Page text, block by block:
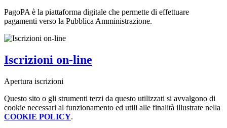
PagoPA è la piattaforma digitale che permette di effettuare
pagamenti verso la Pubblica Amministrazione.
Iscrizioni on-line
Apertura iscrizioni
Questo sito o gli strumenti terzi da questo utilizzati si avvalgono di
cookie necessari al funzionamento ed utili alle finalità illustrate nella
COOKIE POLICY.